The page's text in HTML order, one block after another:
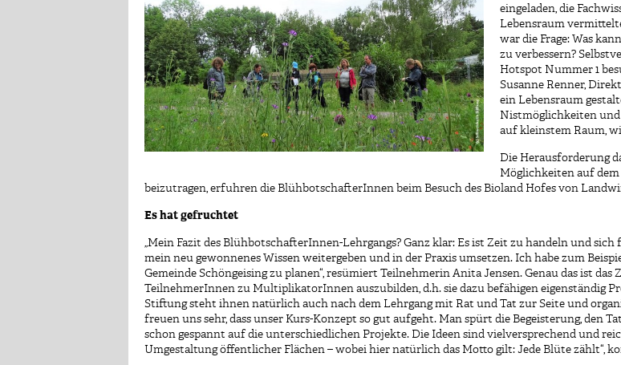
eingeladen, die
Lebensraum
war die Frage: Was
zu verbessern?
Hotspot Nummer 1
Susanne Renner,
ein Lebensraum
Nistmöglichkeiten und
auf kleinstem Raum,
Die Herausforderung
Möglichkeiten auf
beizutragen, erfuhren die BlühbotschafterInnen beim Besuch des Bioland Hofes von
Es hat gefruchtet
„Mein Fazit des BlühbotschafterInnen-Lehrgangs? Ganz klar: Es ist Zeit zu handeln und
mein neu gewonnenes Wissen weitergeben und in der Praxis umsetzen. Ich habe zum
Gemeinde Schöngeising zu planen“, resümiert Teilnehmerin Anita Jensen. Genau das ist
TeilnehmerInnen zu MultiplikatorInnen auszubilden, d.h. sie dazu befähigen eigenständig
Stiftung steht ihnen natürlich auch nach dem Lehrgang mit Rat und Tat zur Seite und
freuen uns sehr, dass unser Kurs-Konzept so gut aufgeht. Man spürt die Begeisterung, den
schon gespannt auf die unterschiedlichen Projekte. Die Ideen sind vielversprechend und
Umgestaltung öffentlicher Flächen – wobei hier natürlich das Motto gilt: Jede Blüte zählt“,